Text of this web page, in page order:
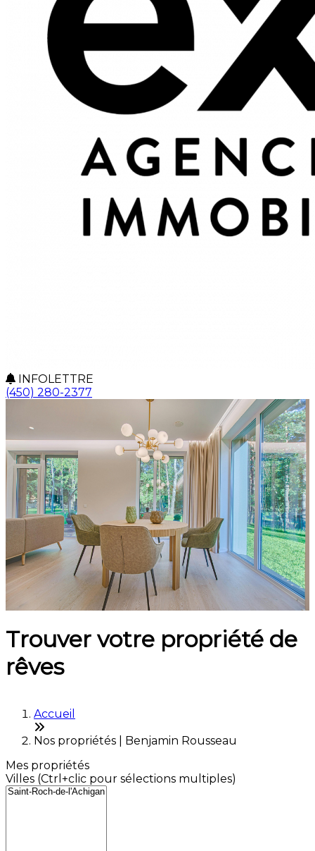
INFOLETTRE
(450) 280-2377
Trouver votre propriété de
rêves
Accueil
Nos propriétés | Benjamin Rousseau
Mes propriétés
Villes (Ctrl+clic pour sélections multiples)